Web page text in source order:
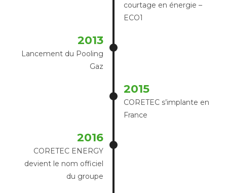
courtage en énergie –
ECO1
2013
Lancement du Pooling
Gaz
2015
CORETEC s’implante en
France
2016
CORETEC ENERGY
devient le nom officiel
du groupe